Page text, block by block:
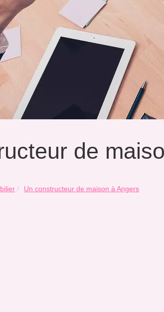
de
Un constructeur de maison à Angers